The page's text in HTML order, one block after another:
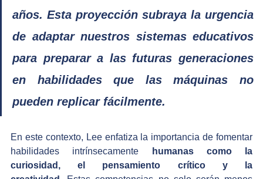
años. Esta proyección subraya la urgencia
de adaptar nuestros sistemas educativos
para preparar a las futuras generaciones
en habilidades que las máquinas no
pueden replicar fácilmente.
En este contexto, Lee enfatiza la importancia de fomentar
habilidades intrínsecamente
humanas como la
curiosidad, el pensamiento crítico y la